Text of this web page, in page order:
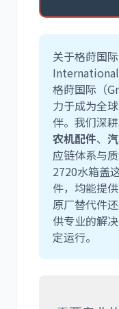
关于格莳国
International
格莳国际（
力于成为全
伴。我们深耕
农机配件、
应链体系与
2720水箱盖
件，均能提
原厂替代件
供专业的解
定运行。